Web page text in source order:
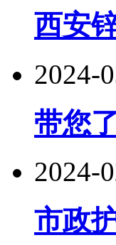
西安
2024-
带您
2024-
市政